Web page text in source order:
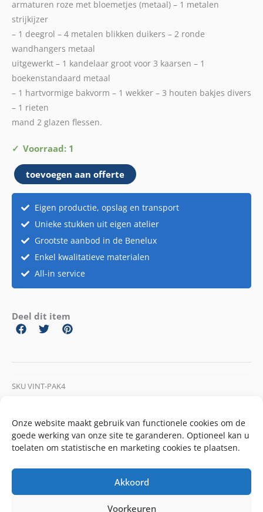
Onze website maakt gebruik van functionele cookies om de
goede werking van onze site te garanderen. Optioneel kan u
toelaten om statistische en marketing cookies te plaatsen.
Akkoord
Voorkeuren
armaturen roze met bloemetjes (metaal) – 1 metalen
strijkijzer
– 1 deegrol – 4 metalen blikken duikers – 2 ronde
wandhangers metaal
uitgewerkt – 1 kandelaar groot voor 3 kaarsen – 1
boekenstandaard metaal
– 1 hartvormige bakvorm – 1 wekker – 3 houten bakjes divers
– 1 rieten
mand 2 glazen flessen.
Voorraad: 1
Vintage
Pakket
4
aantal
toevoegen aan offerte
Eigen productie, opslag en transport
Unieke stukken uit eigen atelier
Grootste aanbod in de Benelux
Enkel kwalitatieve materialen
All-in service
Deel dit item
SKUVINT-PAK4